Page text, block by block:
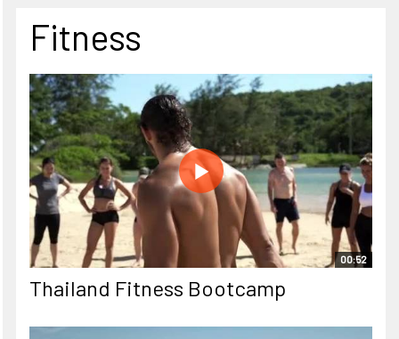
Fitness
00:52
Thailand Fitness Bootcamp